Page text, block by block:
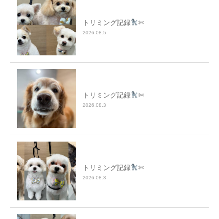
トリミング記録 ✄
2026.08.5
トリミング記録 ✄
2026.08.3
トリミング記録 ✄
2026.08.3